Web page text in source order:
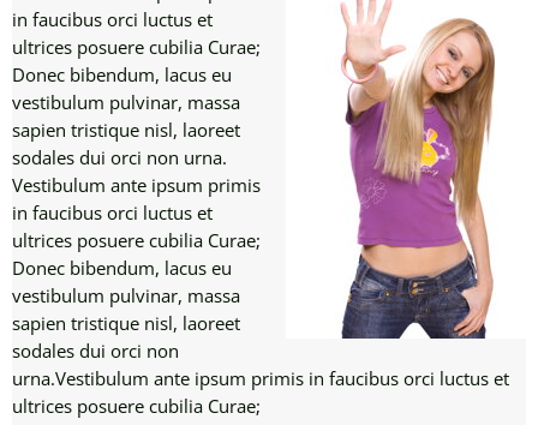
in faucibus orci luctus et
ultrices posuere cubilia Curae;
Donec bibendum, lacus eu
vestibulum pulvinar, massa
sapien tristique nisl, laoreet
sodales dui orci non urna.
Vestibulum ante ipsum primis
in faucibus orci luctus et
ultrices posuere cubilia Curae;
Donec bibendum, lacus eu
vestibulum pulvinar, massa
sapien tristique nisl, laoreet
sodales dui orci non
urna.Vestibulum ante ipsum primis in faucibus orci luctus et
ultrices posuere cubilia Curae;